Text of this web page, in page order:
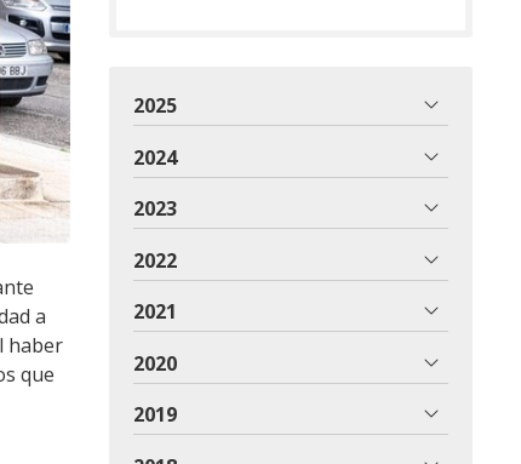
a
haber
que
2025
2024
2023
2022
2021
2020
2019